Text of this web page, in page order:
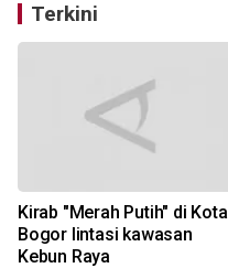
Terkini
Kirab "Merah Putih" di Kota
Bogor lintasi kawasan
Kebun Raya